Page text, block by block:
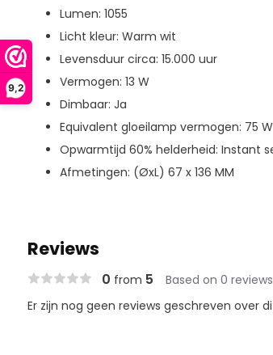
9,2
Lumen: 1055
Licht kleur: Warm wit
Levensduur circa: 15.000 uur
Vermogen: 13 W
Dimbaar: Ja
Equivalent gloeilamp vermogen: 75 W
Opwarmtijd 60% helderheid: Instant
Afmetingen: (ØxL) 67 x 136 MM
Reviews
0 from 5 Based on 0 reviews
Er zijn nog geen reviews geschreven over